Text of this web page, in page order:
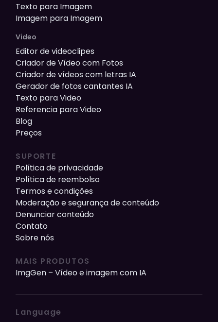
Texto para Imagem
Imagem para Imagem
Video
Editor de videoclipes
Criador de Vídeo com Fotos
Criador de vídeos com letras IA
Gerador de fotos cantantes IA
Texto para Video
Referencia para Video
Blog
Preços
SUPORTE
Política de privacidade
Política de reembolso
Termos e condições
Moderação e segurança de conteúdo
Denunciar conteúdo
Contato
Sobre nós
MAIS PRODUTOS
ImgGen – Vídeo e imagem com IA
Language